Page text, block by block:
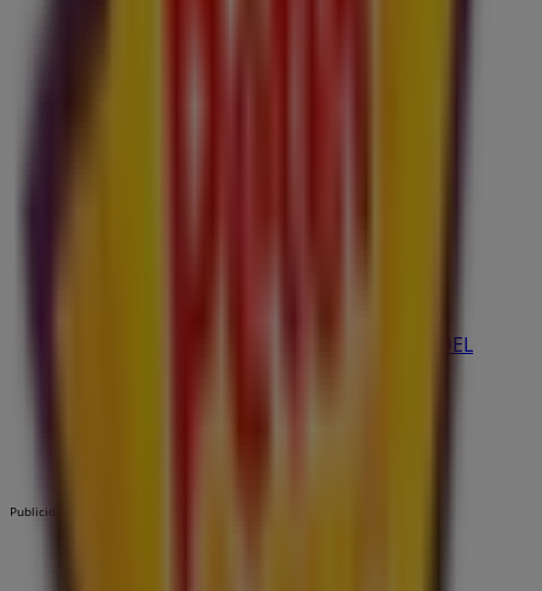
AV. LÁZARO CÁRDENAS #1000 COL. VALLE DEL
Publicidad